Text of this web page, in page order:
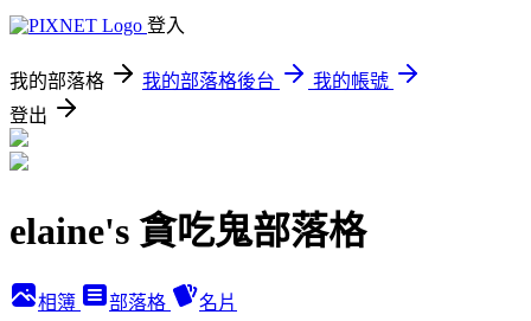
登入
我的部落格 我的部落格後台
我的帳號
登出
elaine's 貪吃鬼部落格
相簿 部落格 名片